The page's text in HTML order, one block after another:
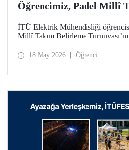
Öğrencimiz, Padel Millî
İTÜ Elektrik Mühendisliği
Millî Takım Belirleme
18 May 2026 Öğrenci